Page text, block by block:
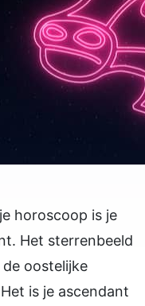
horoscoop is je
Het sterrenbeeld
oostelijke
is je ascendant